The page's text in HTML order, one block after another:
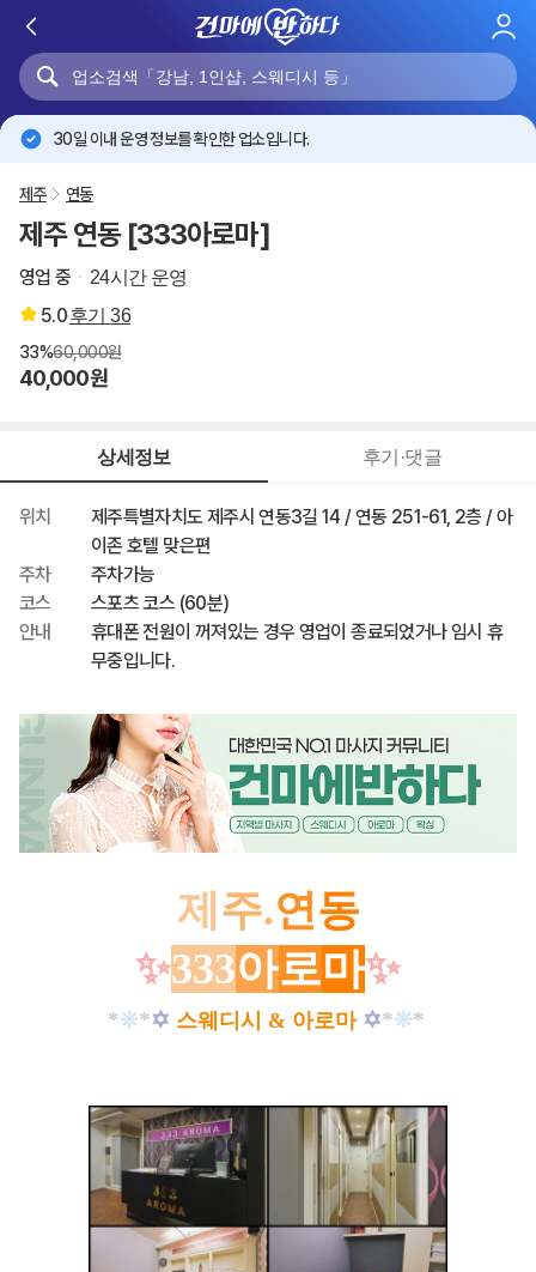
로
30일 이내 운영 정보를 확인한 업소입니다.
제주 연동
제주 연동 [333아로마]
영업 중 24시간 운영
5.0후기36
33%60,000원
40,000원
상세정보 후기·댓글
위치
제주특별자치도 제주시 연동3길 14 / 연동 251-61, 2층 / 아
이존 호텔 맞은편
주차
주차가능
코스
스포츠 코스 (60분)
안내
휴대폰 전원이 꺼져있는 경우 영업이 종료되었거나 임시 휴
무중입니다.
제 주.연동
✨333아로마✨
*❊*✡ 스웨디시 & 아로마 ✡*❊*